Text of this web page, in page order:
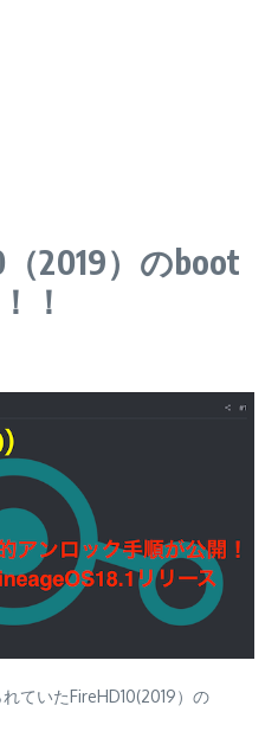
2019）のboot
！
ていたFireHD10(2019）の